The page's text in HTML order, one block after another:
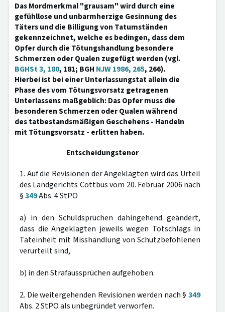
Das Mordmerkmal "grausam" wird durch eine
gefühllose und unbarmherzige Gesinnung des
Täters und die Billigung von Tatumständen
gekennzeichnet, welche es bedingen, dass dem
Opfer durch die Tötungshandlung besondere
Schmerzen oder Qualen zugefügt werden (vgl.
BGHSt 3, 180, 181; BGH NJW 1986, 265, 266).
Hierbei ist bei einer Unterlassungstat allein die
Phase des vom Tötungsvorsatz getragenen
Unterlassens maßgeblich: Das Opfer muss die
besonderen Schmerzen oder Qualen während
des tatbestandsmäßigen Geschehens - Handeln
mit Tötungsvorsatz - erlitten haben.
Entscheidungstenor
1. Auf die Revisionen der Angeklagten wird das Urteil
des Landgerichts Cottbus vom 20. Februar 2006 nach
§349Abs. 4 StPO
a) in den Schuldsprüchen dahingehend geändert,
dass die Angeklagten jeweils wegen Totschlags in
Tateinheit mit Misshandlung von Schutzbefohlenen
verurteilt sind,
b) in den Strafaussprüchen aufgehoben.
2. Die weitergehenden Revisionen werden nach § 349
Abs. 2 StPO als unbegründet verworfen.